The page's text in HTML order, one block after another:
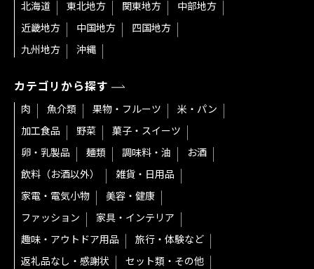
北海道 東北地方 関東地方
中部地方
近畿地方
中国地方
四国地方
九州地方
沖縄
カテゴリから探す
肉 魚介類 果物・フルーツ
米・パン
加工食品
野菜
菓子・スイーツ
卵・乳製品
麺類 調味料・油
お酒
飲料（お酒以外）
雑貨・日用品
家電・電気小物
美容・健康
ファッション
家具・インテリア
趣味・アウトドア用品
旅行・体験など
返礼品なし・感謝状
セット類・その他